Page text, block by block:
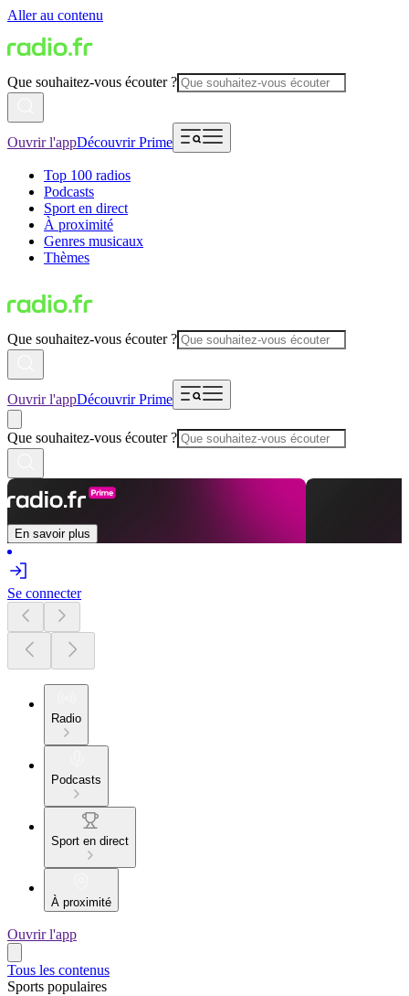
Aller au contenu
Que souhaitez-vous écouter ?
Ouvrir l'appDécouvrir Prime
Top 100 radios
Podcasts
Sport en direct
À proximité
Genres musicaux
Thèmes
Que souhaitez-vous écouter ?
Ouvrir l'appDécouvrir Prime
Que souhaitez-vous écouter ?
En savoir plus
Se connecter
Radio
Podcasts
Sport en direct
À proximité
Ouvrir l'app
Tous les contenus
Sports populaires